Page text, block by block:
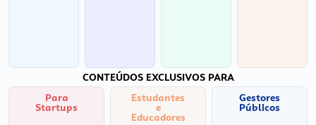
CONTEÚDOS EXCLUSIVOS PARA
Para
Startups
Estudantes
e
Educadores
Gestores
Públicos